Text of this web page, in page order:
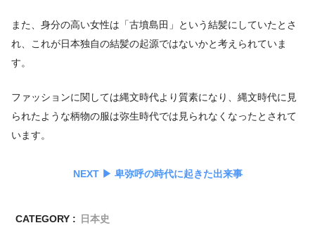
また、身分の高い女性は「古墳島田」という結髪にしていたとさ
れ、これが日本独自の結髪の起源ではないかと考えられていま
す。
ファッションに関しては縄文時代より質素になり、縄文時代に見
られたような柄物の服は弥生時代では見られなくなったとされて
います。
NEXT ▶︎ 卑弥呼の時代に起きた出来事
CATEGORY :
日本史